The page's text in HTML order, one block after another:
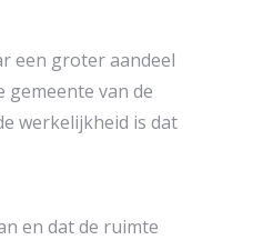
een groter aandeel
gemeente van de
werkelijkheid is dat
en dat de ruimte